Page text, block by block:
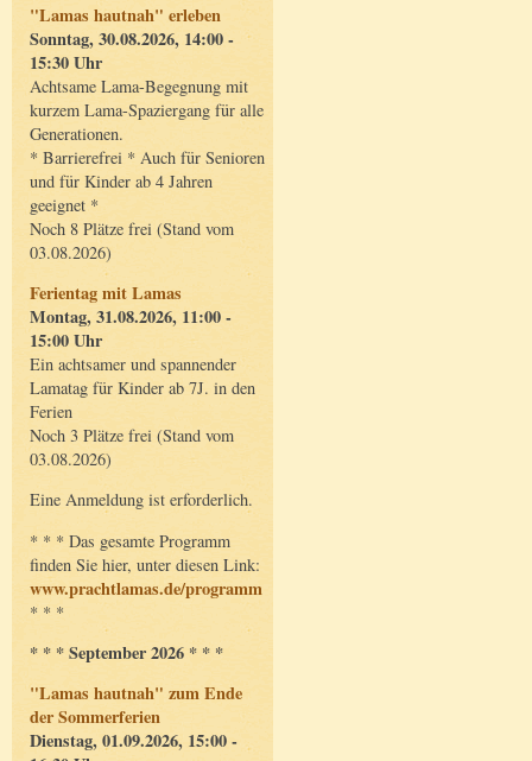
"Lamas hautnah" erleben
Sonntag, 30.08.2026, 14:00 -
15:30 Uhr
Achtsame Lama-Begegnung mit
kurzem Lama-Spaziergang für alle
Generationen.
* Barrierefrei * Auch für Senioren
und für Kinder ab 4 Jahren
geeignet *
Noch 8 Plätze frei (Stand vom
03.08.2026)
Ferientag mit Lamas
Montag, 31.08.2026, 11:00 -
15:00 Uhr
Ein achtsamer und spannender
Lamatag für Kinder ab 7J. in den
Ferien
Noch 3 Plätze frei (Stand vom
03.08.2026)
Eine Anmeldung ist erforderlich.
* * * Das gesamte Programm
finden Sie hier, unter diesen Link:
www.prachtlamas.de/programm
* * *
* * * September 2026 * * *
"Lamas hautnah" zum Ende
der Sommerferien
Dienstag, 01.09.2026, 15:00 -